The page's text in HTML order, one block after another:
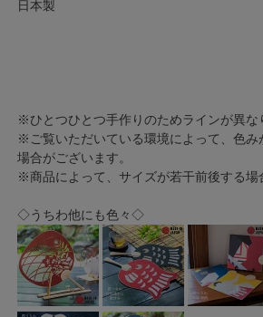
日本製
※ひとつひとつ手作りのためラインが異な
※ご覧いただいている環境によって、色み
場合がございます。
※商品によって、サイズが若干前後する場
◇うちわ他にも色々◇